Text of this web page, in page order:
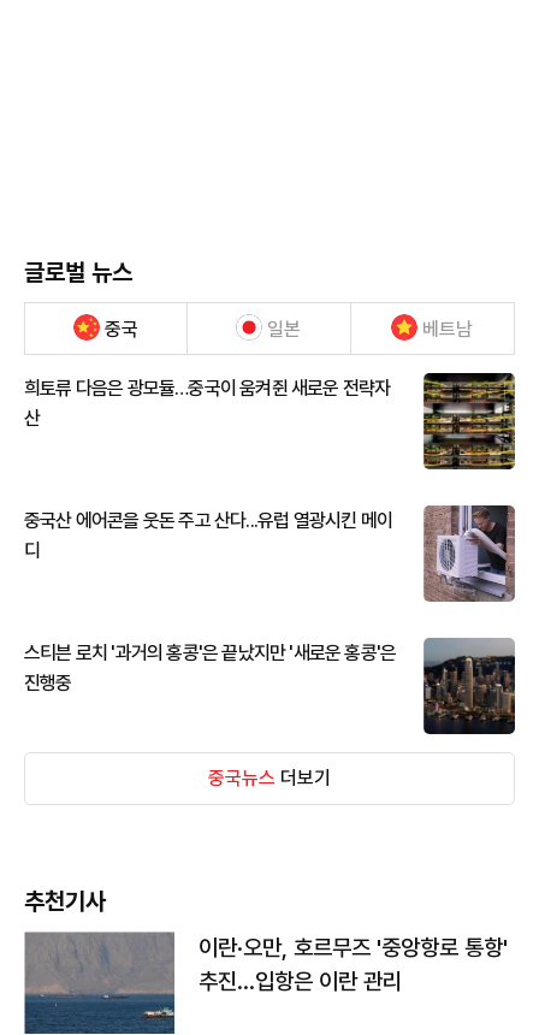
글로벌 뉴스
중국 일본 베트남
희토류 다음은 광모듈…중국이 움켜쥔 새로운 전략자
산
중국산 에어콘을 웃돈 주고 산다...유럽 열광시킨 메이
디
스티븐 로치 '과거의 홍콩'은 끝났지만 '새로운 홍콩'은
진행중
중국뉴스 더보기
추천기사
이란·오만, 호르무즈 '중앙항로 통항'
추진…입항은 이란 관리